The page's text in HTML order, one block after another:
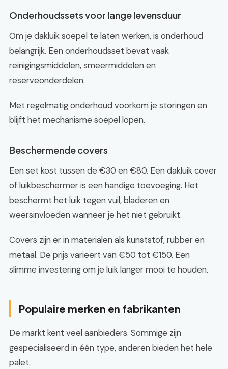
Onderhoudssets voor lange levensduur
Om je dakluik soepel te laten werken, is onderhoud
belangrijk. Een onderhoudsset bevat vaak
reinigingsmiddelen, smeermiddelen en
reserveonderdelen.
Met regelmatig onderhoud voorkom je storingen en
blijft het mechanisme soepel lopen.
Beschermende covers
Een set kost tussen de €30 en €80. Een dakluik cover
of luikbeschermer is een handige toevoeging. Het
beschermt het luik tegen vuil, bladeren en
weersinvloeden wanneer je het niet gebruikt.
Covers zijn er in materialen als kunststof, rubber en
metaal. De prijs varieert van €50 tot €150. Een
slimme investering om je luik langer mooi te houden.
Populaire merken en fabrikanten
De markt kent veel aanbieders. Sommige zijn
gespecialiseerd in één type, anderen bieden het hele
palet.